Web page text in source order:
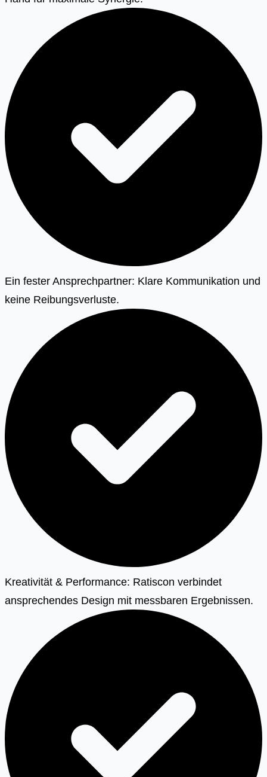
Ein fester Ansprechpartner: Klare Kommunikation und
keine Reibungsverluste.
Kreativität & Performance: Ratiscon verbindet
ansprechendes Design mit messbaren Ergebnissen.